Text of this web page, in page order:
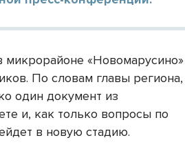
микрорайоне «Новомарусино»
По словам главы региона,
один документ из
и, как только вопросы по
в новую стадию.